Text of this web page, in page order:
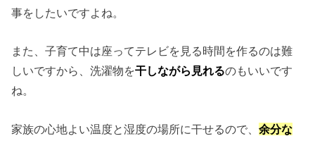
事をしたいですよね。
また、子育て中は座ってテレビを見る時間を作るのは難
しいですから、洗濯物を干しながら見れるのもいいです
ね。
家族の心地よい温度と湿度の場所に干せるので、余分な